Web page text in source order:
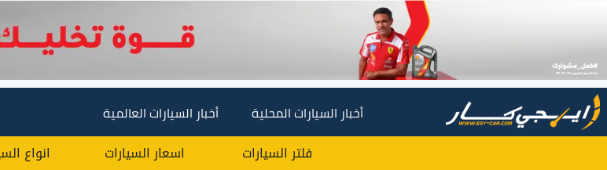
أخبار السيارات المحلية أخبار السيارات العالمية
فلتر السيارات اسعار السيارات انواع